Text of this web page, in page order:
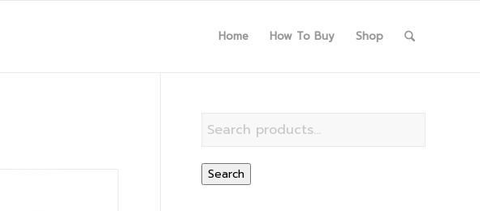
Home How To Buy Shop
Search